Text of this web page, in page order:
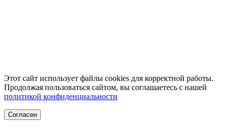
Этот сайт использует файлы cookies для корректной работы.
Продолжая пользоваться сайтом, вы соглашаетесь с нашей
политикой конфиденциальности
Согласен